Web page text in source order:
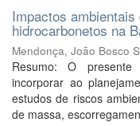
Impactos
hidrocarbonetos na
Mendonça, João Bosco
Resumo: O
incorporar ao
estudos de riscos
de massa,